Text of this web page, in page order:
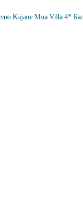
Kajane Mua Villa 4*